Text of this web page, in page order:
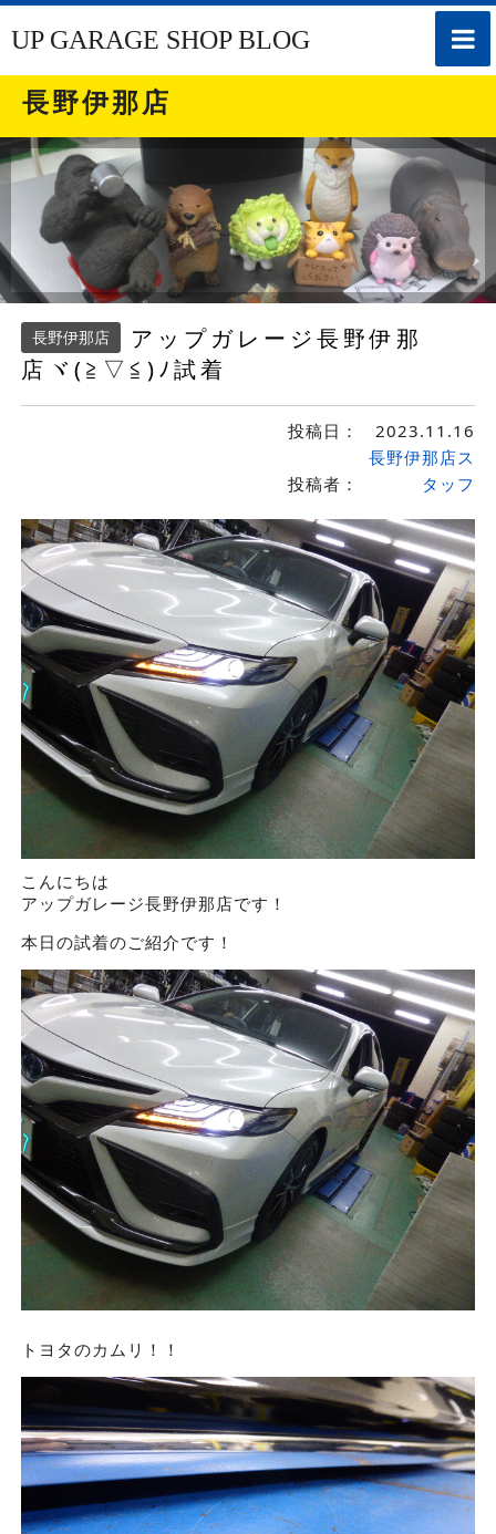
toggle
UP GARAGE SHOP BLOG
長野伊那店
長野伊那店
アップガレージ長野伊那
店ヾ(≧▽≦)ﾉ試着
投稿日： 2023.11.16
投稿者：
長野伊那店ス
タッフ
こんにちは
アップガレージ長野伊那店です！
本日の試着のご紹介です！
トヨタのカムリ！！